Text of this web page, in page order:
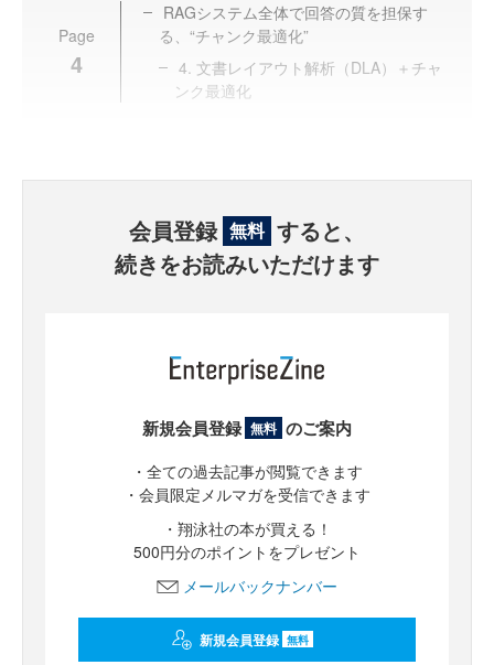
Page
4
RAGシステム全体で回答の質を担保す
る、“チャンク最適化”
4. 文書レイアウト解析（DLA）＋チャ
ンク最適化
会員登録 無料 すると、
続きをお読みいただけます
新規会員登録 無料 のご案内
・全ての過去記事が閲覧できます
・会員限定メルマガを受信できます
・翔泳社の本が買える！
500円分のポイントをプレゼント
メールバックナンバー
新規会員登録 無料